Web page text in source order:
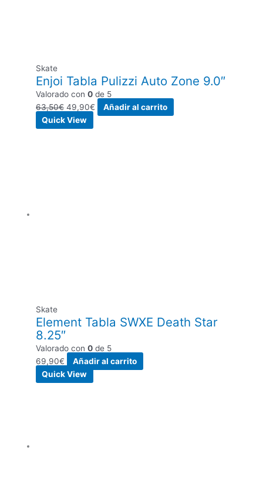
Skate
Enjoi Tabla Pulizzi Auto Zone 9.0″
Valorado con0 de 5
63,50€ 49,90€
Añadir al carrito
Quick View
Skate
Element Tabla SWXE Death Star
8.25″
Valorado con0 de 5
69,90€
Añadir al carrito
Quick View